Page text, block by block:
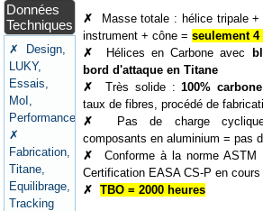
Données
Techniques
✗ Design,
LUKY,
Essais,
MoI,
Performances
✗
Fabrication,
Titane,
Equilibrage,
Tracking
✗
Masse totale : hélice tripale +
instrument + cône =seulement 4
✗
Hélices en Carbone avec
bord d'attaque en Titane
✗ Très solide :100% carbone
taux de fibres, procédé de
✗
Pas de charge
composants en aluminium = pas
✗ Conforme à la norme ASTM
Certification EASA CS-P en cours
✗TBO = 2000 heures